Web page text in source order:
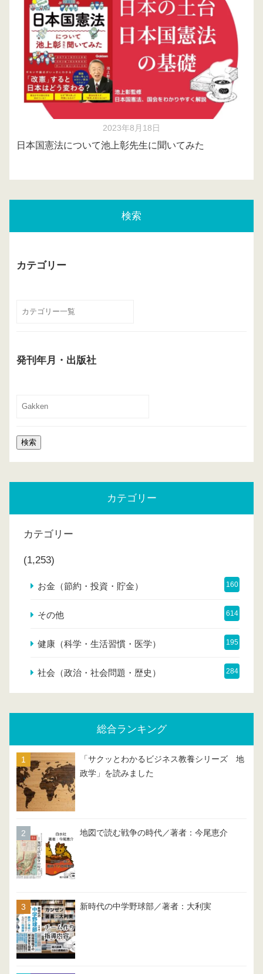
2023年8月18日
日本国憲法について池上彰先生に聞いてみた
検索
カテゴリー
発刊年月・出版社
カテゴリー
カテゴリー
(1,253)
お金（節約・投資・貯金） 160
その他 614
健康（科学・生活習慣・医学） 195
社会（政治・社会問題・歴史） 284
総合ランキング
「サクッとわかるビジネス教養シリーズ 地
政学」を読みました
地図で読む戦争の時代／著者：今尾恵介
新時代の中学野球部／著者：大利実